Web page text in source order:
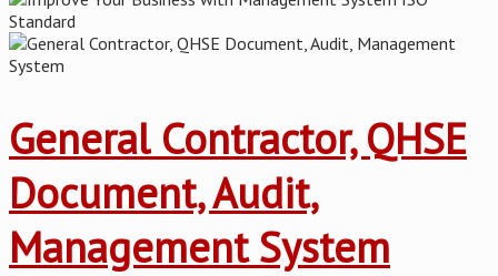
General Contractor, QHSE
Document, Audit,
Management System